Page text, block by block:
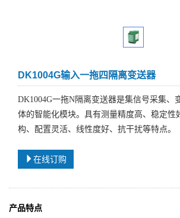
DK1004G输入一拖四隔离变送器
DK1004G一拖N隔离变送器是集信号采集、
体的智能化模块。具有测量精度高、稳定性
构、配置灵活、线性度好、抗干扰等特点。
在线订购
产品特点